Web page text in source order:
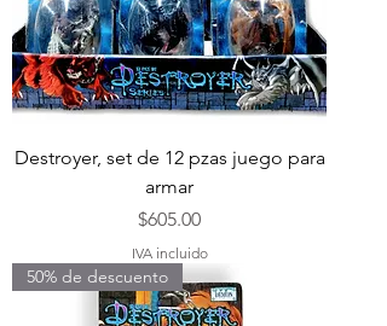
Destroyer, set de 12 pzas juego para
armar
Precio
$605.00
IVA incluido
50% de descuento